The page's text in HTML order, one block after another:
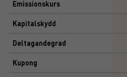
Emissionskurs
Kapitalskydd
Deltagandegrad
Kupong